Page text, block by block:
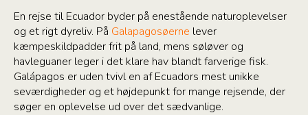
En rejse til Ecuador byder på enestående naturoplevelser
og et rigt dyreliv. På Galapagosøerne lever
kæmpeskildpadder frit på land, mens søløver og
havleguaner leger i det klare hav blandt farverige fisk.
Galápagos er uden tvivl en af Ecuadors mest unikke
seværdigheder og et højdepunkt for mange rejsende, der
søger en oplevelse ud over det sædvanlige.